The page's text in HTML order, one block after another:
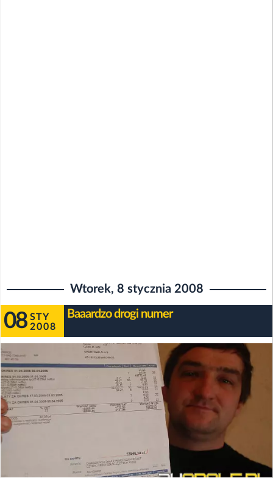
Wtorek, 8 stycznia 2008
08 STY
2008
Baaardzo drogi numer